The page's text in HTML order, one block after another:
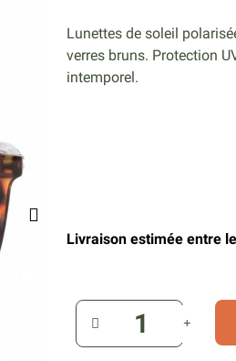
Lunettes de soleil
verres bruns. Protection
intemporel.
Livraison estimée entre